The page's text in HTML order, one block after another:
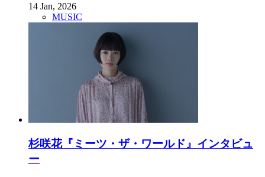
14 Jan, 2026
MUSIC
杉咲花『ミーツ・ザ・ワールド』インタビュ
ー